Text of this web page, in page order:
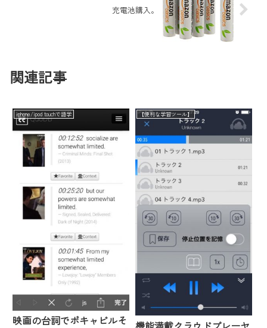
充電池購入。
関連記事
iphone/ipod touchで語学
映画の台詞でボキャビルそ
【便利な学習ツール】